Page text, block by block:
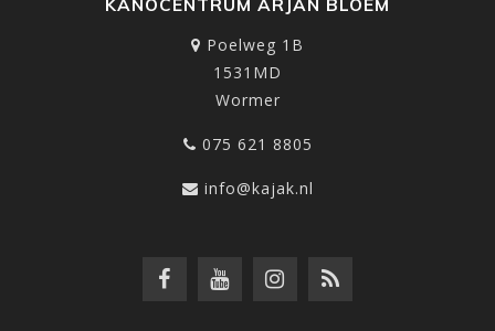
KANOCENTRUM ARJAN BLOEM
Poelweg 1B
1531MD
Wormer
075 621 8805
info@kajak.nl